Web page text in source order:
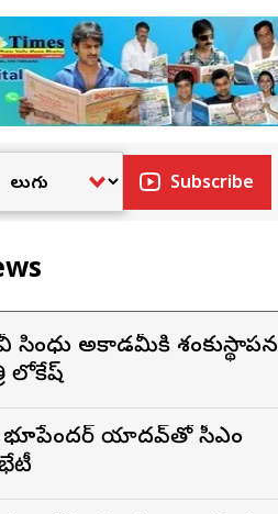
Subscribe
అకాడమీకి శంకుస్థాపన
లోకేష్
భూపేందర్ యాదవ్‌తో సీఎం